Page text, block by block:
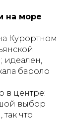
на море
Курортном
идеален,
бароло
в центре:
выбор
что